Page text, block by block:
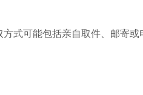
式可能包括亲自取件、邮寄或